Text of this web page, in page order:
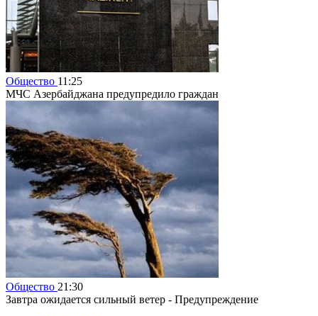
Общество 11:25
МЧС Азербайджана предупредило граждан
Общество 21:30
Завтра ожидается сильный ветер - Предупреждение